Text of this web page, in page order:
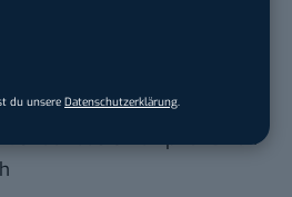
du unsere Datenschutzerklärung.
auf das Smartphone von